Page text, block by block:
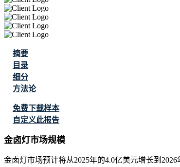
摘要
目录
细分
方法论
免费下载样本
自定义此报告
金卤灯市场规模
金卤灯市场预计将从2025年的4.0亿美元增长到